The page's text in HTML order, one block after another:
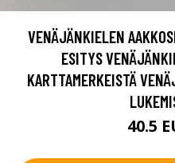
VENÄJÄNKIELEN
ESITYS
KARTTAMERKEISTÄ
40.5